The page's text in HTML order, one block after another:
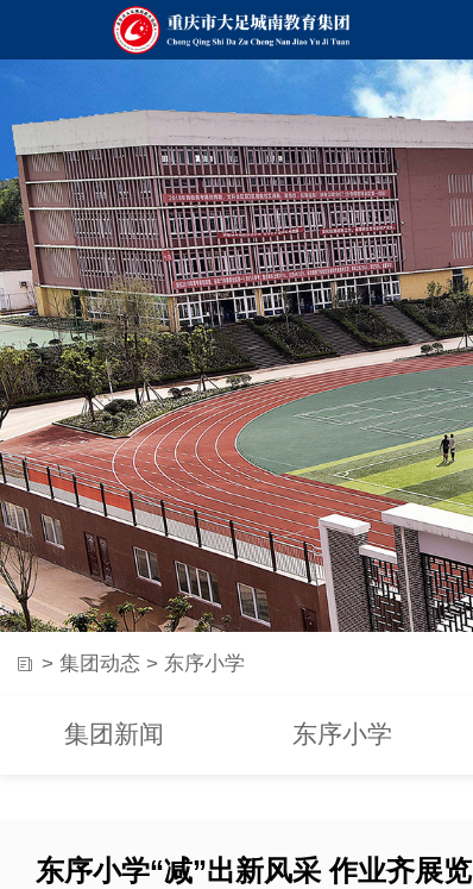
集团新闻 东序小学
> 集团动态 > 东序小学
东序小学“减”出新风采 作业齐展览